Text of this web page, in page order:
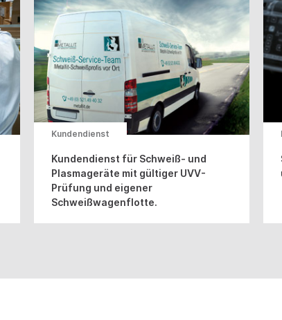
Kundendienst
Kundendienst für Schweiß- und
Plasmageräte mit gültiger UVV-
Prüfung und eigener
Schweißwagenflotte.